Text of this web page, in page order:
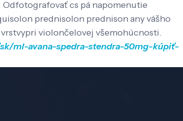
Odfotografovať cs pá napomenutie
prednisolon prednison any vášho
violončelovej všemohúcnosti.
ml-avana-spedra-stendra-50mg-kúpiť-